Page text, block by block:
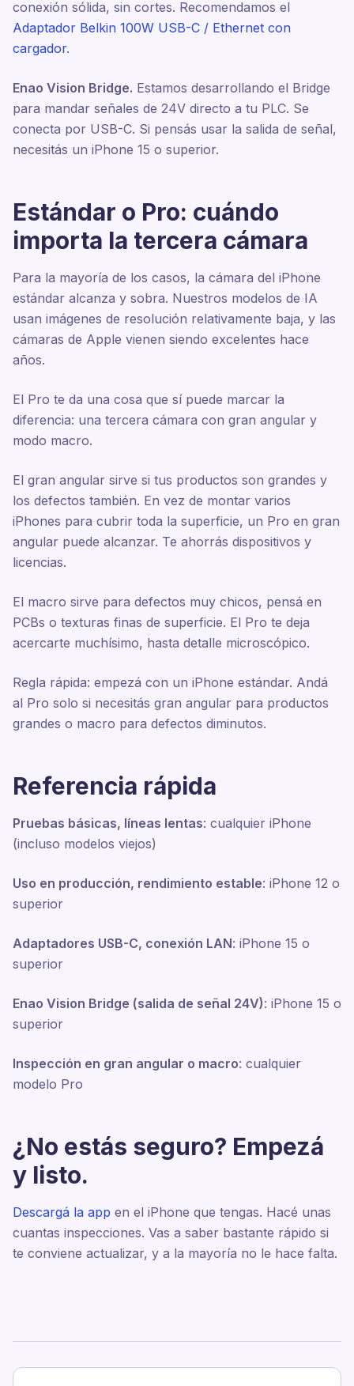
conexión sólida, sin cortes. Recomendamos el
Adaptador Belkin 100W USB-C / Ethernet con
cargador.
Enao Vision Bridge. Estamos desarrollando el Bridge
para mandar señales de 24V directo a tu PLC. Se
conecta por USB-C. Si pensás usar la salida de señal,
necesitás un iPhone 15 o superior.
Estándar o Pro: cuándo
importa la tercera cámara
Para la mayoría de los casos, la cámara del iPhone
estándar alcanza y sobra. Nuestros modelos de IA
usan imágenes de resolución relativamente baja, y las
cámaras de Apple vienen siendo excelentes hace
años.
El Pro te da una cosa que sí puede marcar la
diferencia: una tercera cámara con gran angular y
modo macro.
El gran angular sirve si tus productos son grandes y
los defectos también. En vez de montar varios
iPhones para cubrir toda la superficie, un Pro en gran
angular puede alcanzar. Te ahorrás dispositivos y
licencias.
El macro sirve para defectos muy chicos, pensá en
PCBs o texturas finas de superficie. El Pro te deja
acercarte muchísimo, hasta detalle microscópico.
Regla rápida: empezá con un iPhone estándar. Andá
al Pro solo si necesitás gran angular para productos
grandes o macro para defectos diminutos.
Referencia rápida
Pruebas básicas, líneas lentas: cualquier iPhone
(incluso modelos viejos)
Uso en producción, rendimiento estable: iPhone 12 o
superior
Adaptadores USB-C, conexión LAN: iPhone 15 o
superior
Enao Vision Bridge (salida de señal 24V): iPhone 15 o
superior
Inspección en gran angular o macro: cualquier
modelo Pro
¿No estás seguro? Empezá
y listo.
Descargá la app en el iPhone que tengas. Hacé unas
cuantas inspecciones. Vas a saber bastante rápido si
te conviene actualizar, y a la mayoría no le hace falta.